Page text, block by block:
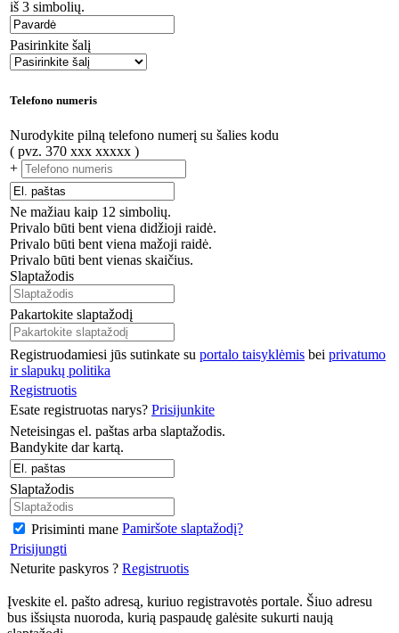
iš 3 simbolių.
Pasirinkite šalį
Telefono numeris
Nurodykite pilną telefono numerį su šalies kodu
( pvz. 370 xxx xxxxx )
+
Ne mažiau kaip 12 simbolių.
Privalo būti bent viena didžioji raidė.
Privalo būti bent viena mažoji raidė.
Privalo būti bent vienas skaičius.
Slaptažodis
Pakartokite slaptažodį
Registruodamiesi jūs sutinkate su portalo taisyklėmis bei privatumo
ir slapukų politika
Registruotis
Esate registruotas narys? Prisijunkite
Neteisingas el. paštas arba slaptažodis.
Bandykite dar kartą.
Slaptažodis
Prisiminti mane Pamiršote slaptažodį?
Prisijungti
Neturite paskyros ? Registruotis
Įveskite el. pašto adresą, kuriuo registravotės portale. Šiuo adresu
bus išsiųsta nuoroda, kurią paspaudę galėsite sukurti naują